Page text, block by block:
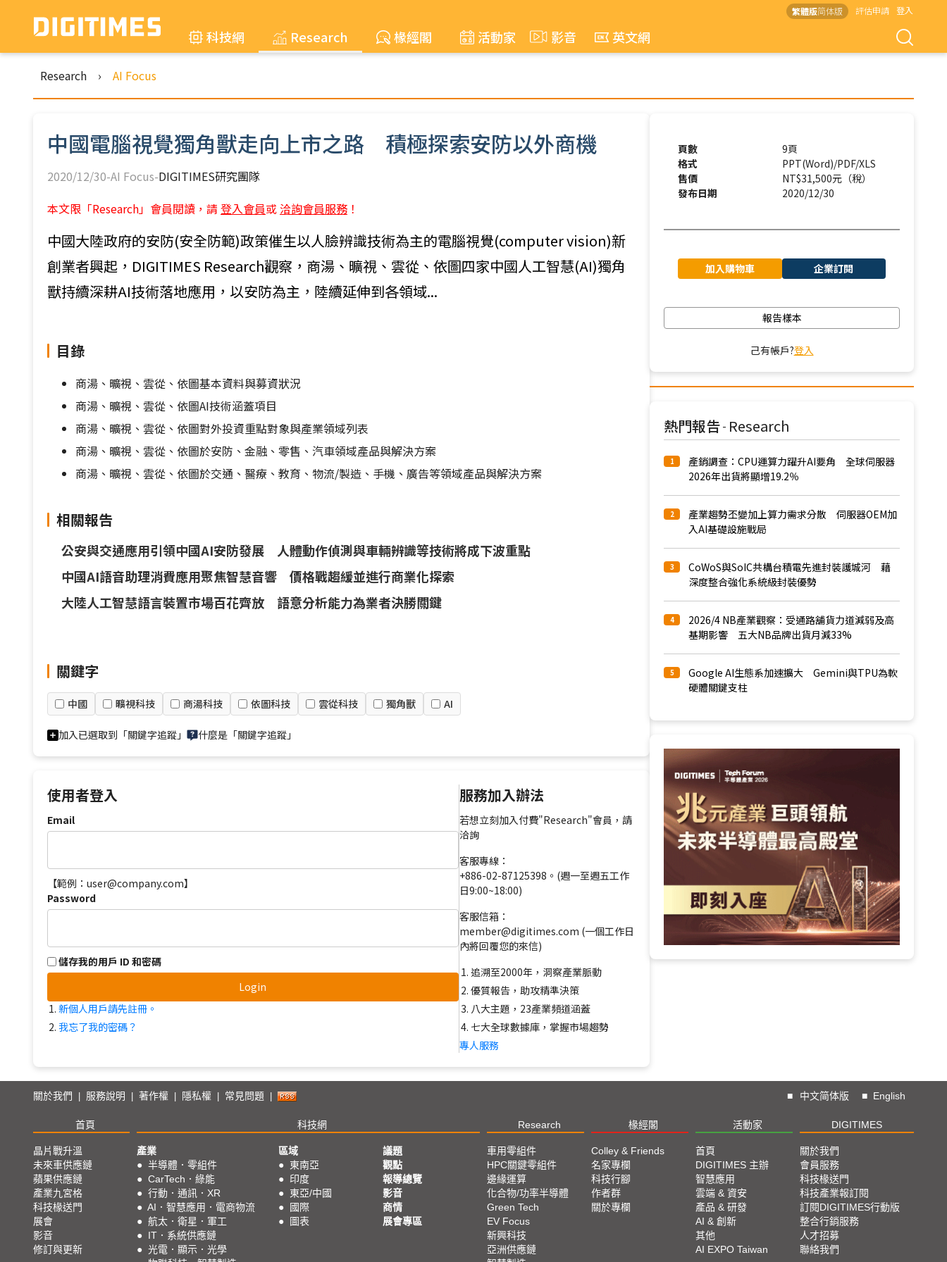
繁體版简体版 評估申請 登入
科技網 Research 椽經閣 活動家 影音 英文網
Research › AI Focus
中國電腦視覺獨角獸走向上市之路 積極探索安防以外商機
2020/12/30-AI Focus-DIGITIMES研究團隊
本文限「Research」會員閱讀，請 登入會員或 洽詢會員服務 ！
中國大陸政府的安防(安全防範)政策催生以人臉辨識技術為主的電腦視覺(computer vision)新
創業者興起，DIGITIMES Research觀察，商湯、曠視、雲從、依圖四家中國人工智慧(AI)獨角
獸持續深耕AI技術落地應用，以安防為主，陸續延伸到各領域...
目錄
商湯、曠視、雲從、依圖基本資料與募資狀況
商湯、曠視、雲從、依圖AI技術涵蓋項目
商湯、曠視、雲從、依圖對外投資重點對象與產業領域列表
商湯、曠視、雲從、依圖於安防、金融、零售、汽車領域產品與解決方案
商湯、曠視、雲從、依圖於交通、醫療、教育、物流/製造、手機、廣告等領域產品與解決方案
相關報告
公安與交通應用引領中國AI安防發展 人體動作偵測與車輛辨識等技術將成下波重點
中國AI語音助理消費應用聚焦智慧音響 價格戰趨緩並進行商業化探索
大陸人工智慧語言裝置市場百花齊放 語意分析能力為業者決勝關鍵
關鍵字
中國 曠視科技 商湯科技 依圖科技 雲從科技 獨角獸 AI
加入已選取到「關鍵字追蹤」 什麼是「關鍵字追蹤」
使用者登入
Email
【範例：user@company.com】
Password
儲存我的用戶 ID 和密碼
Login
新個人用戶請先註冊。
我忘了我的密碼？
服務加入辦法
若想立刻加入付費"Research"會員，請
洽詢
客服專線：
+886-02-87125398。(週一至週五工作
日9:00~18:00)
客服信箱：
member@digitimes.com (一個工作日
內將回覆您的來信)
追溯至2000年，洞察產業脈動
優質報告，助攻精準決策
八大主題，23產業頻道涵蓋
七大全球數據庫，掌握市場趨勢
專人服務
頁數
9頁
格式
PPT(Word)/PDF/XLS
售價
NT$31,500元（稅）
發布日期
2020/12/30
加入購物車 企業訂閱
報告樣本
己有帳戶?登入
熱門報告 - Research
1
產銷調查：CPU運算力躍升AI要角 全球伺服器
2026年出貨將顯增19.2％
2
產業趨勢丕變加上算力需求分散 伺服器OEM加
入AI基礎設施戰局
3
CoWoS與SoIC共構台積電先進封裝護城河 藉
深度整合強化系統級封裝優勢
4
2026/4 NB產業觀察：受通路舖貨力道減弱及高
基期影響 五大NB品牌出貨月減33%
5
Google AI生態系加速擴大 Gemini與TPU為軟
硬體關鍵支柱
關於我們 服務說明 著作權 隱私權 常見問題 ■ 中文简体版 ■ English
首頁 科技網 Research 椽經閣 活動家 DIGITIMES
晶片戰升溫
未來車供應鏈
蘋果供應鏈
產業九宮格
科技椽送門
展會
影音
修訂與更新
產業
● 半導體．零組件
● CarTech．綠能
● 行動．通訊．XR
● AI．智慧應用．電商物流
● 航太．衛星．軍工
● IT．系統供應鏈
● 光電．顯示．光學
區域
● 東南亞
● 印度
● 東亞/中國
●
國際
●
圖表
議題
觀點
報導總覽
影音
商情
展會專區
車用零組件
HPC關鍵零組件
邊緣運算
化合物/功率半導體
Green Tech
EV Focus
新興科技
亞洲供應鏈
Colley & Friends
名家專欄
科技行腳
作者群
關於專欄
首頁
DIGITIMES 主辦
智慧應用
雲端 & 資安
產品 & 研發
AI & 創新
其他
AI EXPO Taiwan
關於我們
會員服務
科技椽送門
科技產業報訂閱
訂閱DIGITIMES行動版
整合行銷服務
人才招募
聯絡我們